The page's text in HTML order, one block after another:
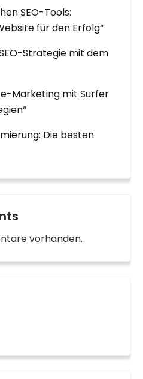
SEO-Tools:
für den Erfolg“
Strategie mit dem
Marketing mit Surfer
Die besten
vorhanden.